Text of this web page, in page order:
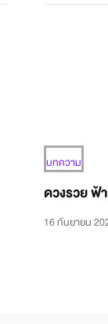
บทความ
ดวงรวย ฟ้
16 กันยายน